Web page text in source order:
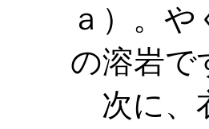
ａ）。
の溶岩で
次に、